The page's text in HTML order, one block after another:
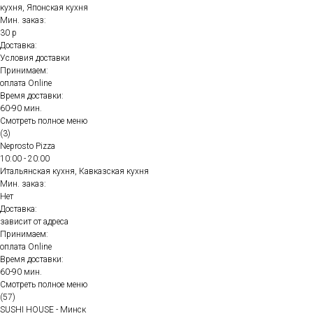
кухня, Японская кухня
Мин. заказ:
30 р
Доставка:
Условия доставки
Принимаем:
оплата Online
Время доставки:
60-90 мин.
Смотреть полное меню
(3)
Neprosto Pizza
10:00 - 20:00
Итальянская кухня, Кавказская кухня
Мин. заказ:
Нет
Доставка:
зависит от адреса
Принимаем:
оплата Online
Время доставки:
60-90 мин.
Смотреть полное меню
(57)
SUSHI HOUSE - Минск